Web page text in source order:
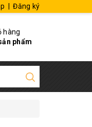
Đăng ký
hàng
phẩm